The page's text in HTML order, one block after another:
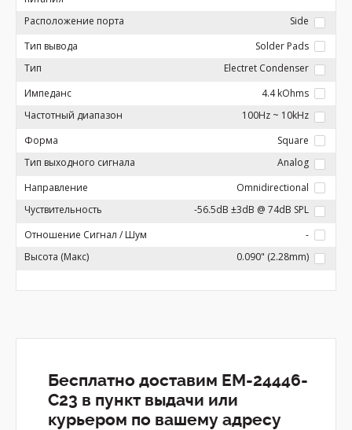
Расположение порта
Side
Тип вывода
Solder Pads
Тип
Electret Condenser
Импеданс
4.4 kOhms
Частотный диапазон
100Hz ~ 10kHz
Форма
Square
Тип выходного сигнала
Analog
Направление
Omnidirectional
Чуствительность
-56.5dB ±3dB @ 74dB SPL
Отношение Сигнал / Шум
-
Высота (Макс)
0.090" (2.28mm)
Бесплатно доставим EM-24446-
C23 в пункт выдачи или
курьером по вашему адресу